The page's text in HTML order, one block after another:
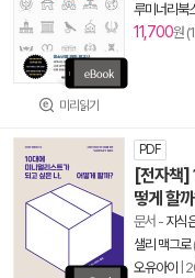
미리읽기
루미너리북
11,700원
PDF
[전자책]
떻게 할
문서 - 지식
샐리 맥그로
오유아이